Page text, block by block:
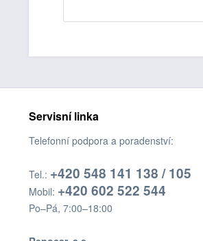
Servisní linka
Telefonní podpora a poradenství:
Tel.: +420 548 141 138 / 105
Mobil: +420 602 522 544
Po–Pá, 7:00–18:00